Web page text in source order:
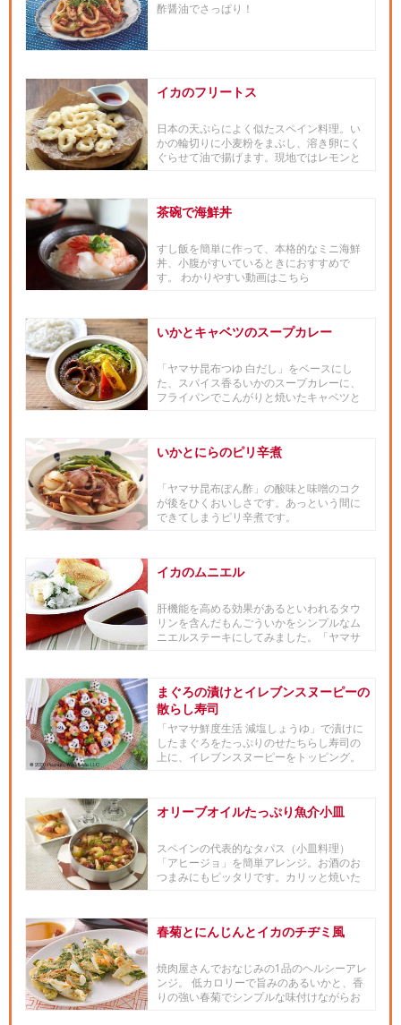
酢醤油でさっぱり！
イカのフリートス
日本の天ぷらによく似たスペイン料理。い
かの輪切りに小麦粉をまぶし、溶き卵にく
ぐらせて油で揚げます。現地ではレモンと
茶碗で海鮮丼
すし飯を簡単に作って、本格的なミニ海鮮
丼、小腹がすいているときにおすすめで
す。 わかりやすい動画はこちら
いかとキャベツのスープカレー
「ヤマサ昆布つゆ 白だし」をベースにし
た、スパイス香るいかのスープカレーに、
フライパンでこんがりと焼いたキャベツと
いかとにらのピリ辛煮
「ヤマサ昆布ぽん酢」の酸味と味噌のコク
が後をひくおいしさです。あっという間に
できてしまうピリ辛煮です。
イカのムニエル
肝機能を高める効果があるといわれるタウ
リンを含んだもんごういかをシンプルなム
ニエルステーキにしてみました。「ヤマサ
まぐろの漬けとイレブンスヌーピーの
散らし寿司
「ヤマサ鮮度生活 減塩しょうゆ」で漬けに
したまぐろをたっぷりのせたちらし寿司の
上に、イレブンスヌーピーをトッピング。
オリーブオイルたっぷり魚介小皿
スペインの代表的なタパス（小皿料理）
「アヒージョ」を簡単アレンジ。お酒のお
つまみにもピッタリです。カリッと焼いた
春菊とにんじんとイカのチヂミ風
焼肉屋さんでおなじみの1品のヘルシーアレ
ンジ。 低カロリーで旨みのあるいかと、香
りの強い春菊でシンプルな味付けながらお